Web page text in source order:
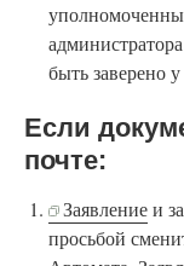
быть заверено
Если
почте:
Заявлениеи
просьбой